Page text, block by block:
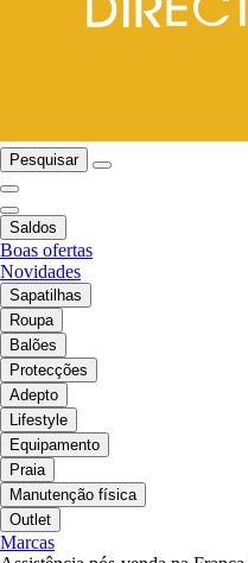
Pesquisar
Saldos
Boas ofertas
Novidades
Sapatilhas
Roupa
Balões
Protecções
Adepto
Lifestyle
Equipamento
Praia
Manutenção física
Outlet
Marcas